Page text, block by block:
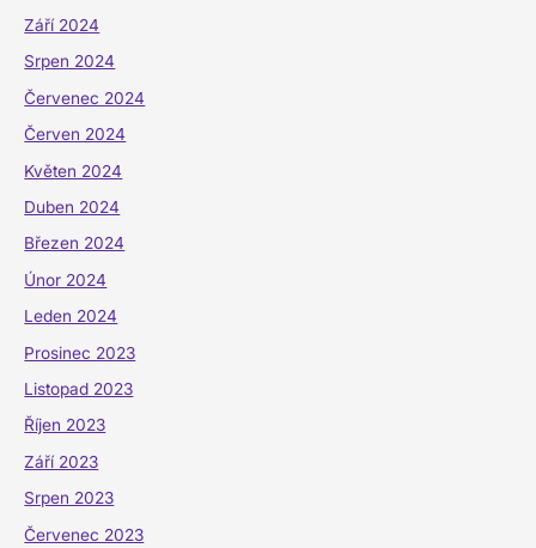
Září 2024
Srpen 2024
Červenec 2024
Červen 2024
Květen 2024
Duben 2024
Březen 2024
Únor 2024
Leden 2024
Prosinec 2023
Listopad 2023
Říjen 2023
Září 2023
Srpen 2023
Červenec 2023